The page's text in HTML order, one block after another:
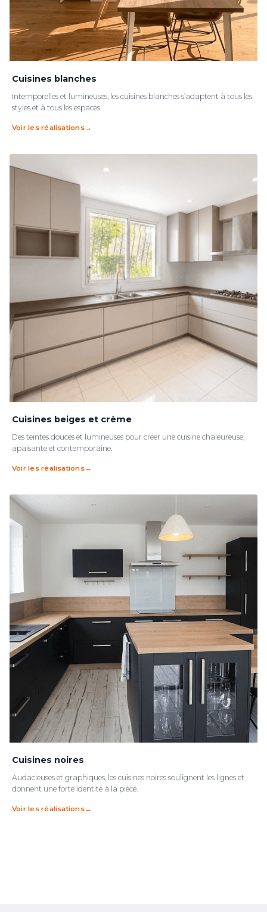
Cuisines blanches
Intemporelles et lumineuses, les cuisines blanches s’adaptent à tous les
styles et à tous les espaces.
Voir les réalisations
Cuisines beiges et crème
Des teintes douces et lumineuses pour créer une cuisine chaleureuse,
apaisante et contemporaine.
Voir les réalisations
Cuisines noires
Audacieuses et graphiques, les cuisines noires soulignent les lignes et
donnent une forte identité à la pièce.
Voir les réalisations